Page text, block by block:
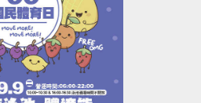
指導員證照(美國有氧體適能
資
課程喔~
門⬇
(新開視窗)
(新開視窗)